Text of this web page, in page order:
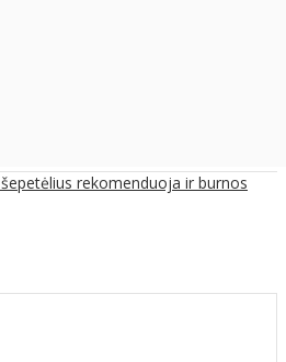
rekomenduoja ir burnos